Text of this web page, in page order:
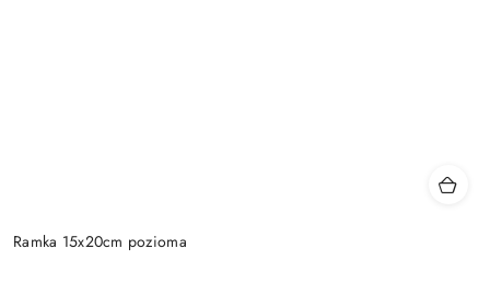
Ramka 15x20cm pozioma